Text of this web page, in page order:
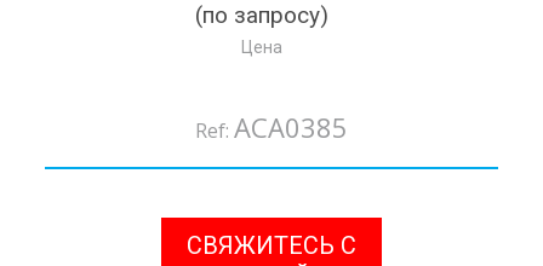
(по зaпpocy)
Цена
Ref: ACA0385
СВЯЖИТЕСЬ С